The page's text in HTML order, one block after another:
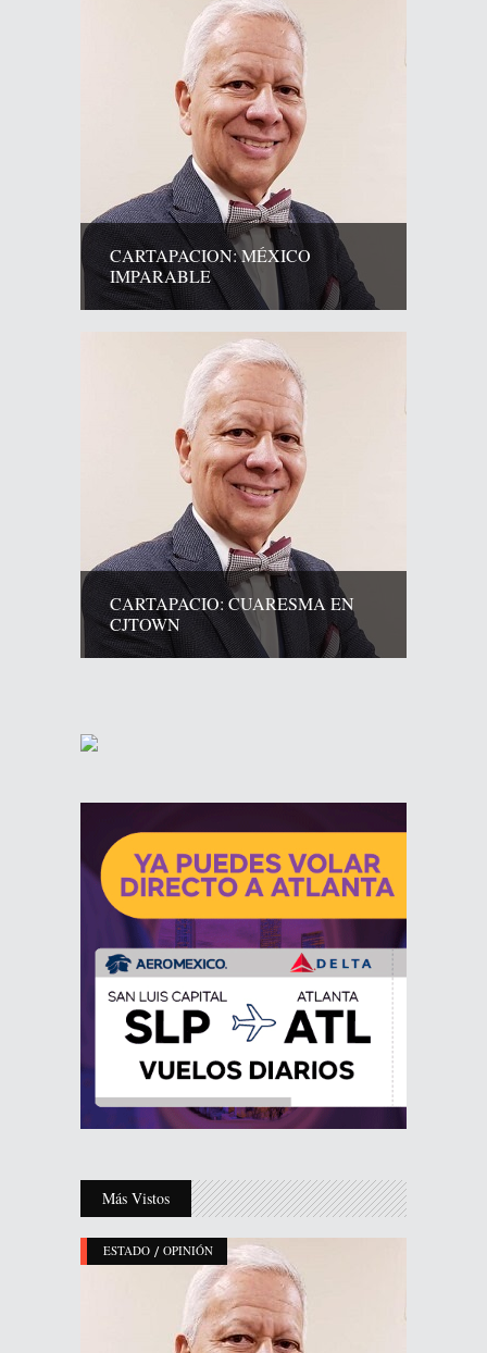
CARTAPACION: MÉXICO
IMPARABLE
CARTAPACIO: CUARESMA EN
CJTOWN
Más Vistos
ESTADO / OPINIÓN